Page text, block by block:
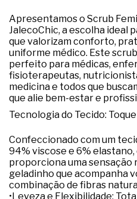
Apresentamos o Scrub
JalecoChic, a escolha ideal
que valorizam conforto,
uniforme médico. Este
perfeito para médicas,
fisioterapeutas,
medicina e todos que
que alie bem-estar e
Tecnologia do Tecido:
Confeccionado com um
94% viscose e 6% elastano
proporciona uma sensação
geladinho que acompanha
combinação de fibras
•Leveza e Flexibilidade: